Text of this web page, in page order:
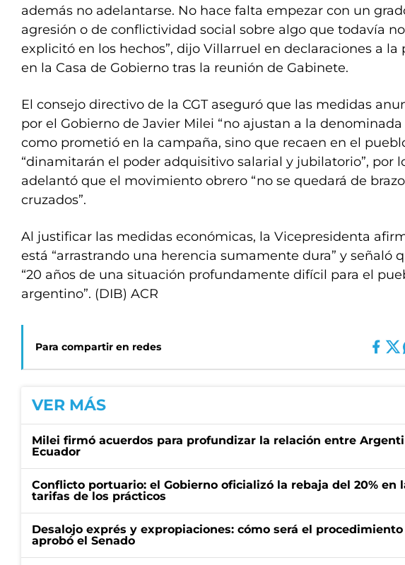
además no adelantarse. No hace falta empezar con un
agresión o de conflictividad social sobre algo que todavía
explicitó en los hechos”, dijo Villarruel en declaraciones a la
en la Casa de Gobierno tras la reunión de Gabinete.
El consejo directivo de la CGT aseguró que las medidas
por el Gobierno de Javier Milei “no ajustan a la denominada
como prometió en la campaña, sino que recaen en el
“dinamitarán el poder adquisitivo salarial y jubilatorio”, por
adelantó que el movimiento obrero “no se quedará de
cruzados”.
Al justificar las medidas económicas, la Vicepresidenta
está “arrastrando una herencia sumamente dura” y señaló
“20 años de una situación profundamente difícil para el
argentino”. (DIB) ACR
Para compartir en redes
VER MÁS
Milei firmó acuerdos para profundizar la relación entre
Ecuador
Conflicto portuario: el Gobierno oficializó la rebaja del 20% en
tarifas de los prácticos
Desalojo exprés y expropiaciones: cómo será el
aprobó el Senado